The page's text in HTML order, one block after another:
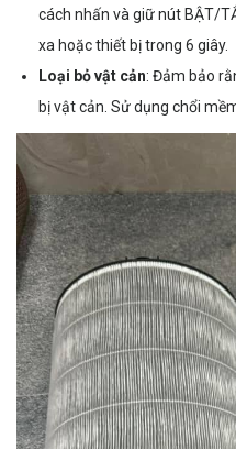
cách nhấn và giữ nút BẬT/
xa hoặc thiết bị trong 6 giây.
Loại bỏ vật cản: Đảm bảo
bị vật cản. Sử dụng chổi